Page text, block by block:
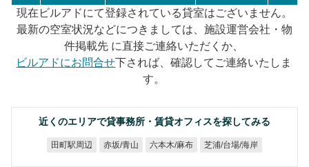
現在ビルアドにて登録されている貸室はございません。
最新の空室状況などにつきましては、施設運営会社・物
件掲載先 に直接ご連絡いただくか、
ビルアドにお問合せ下されば、確認してご連絡いたしま
す。
近くのエリアで貸事務所・賃貸オフィスを探してみる
田町駅周辺 赤坂/青山 六本木/麻布 芝浦/台場/海岸